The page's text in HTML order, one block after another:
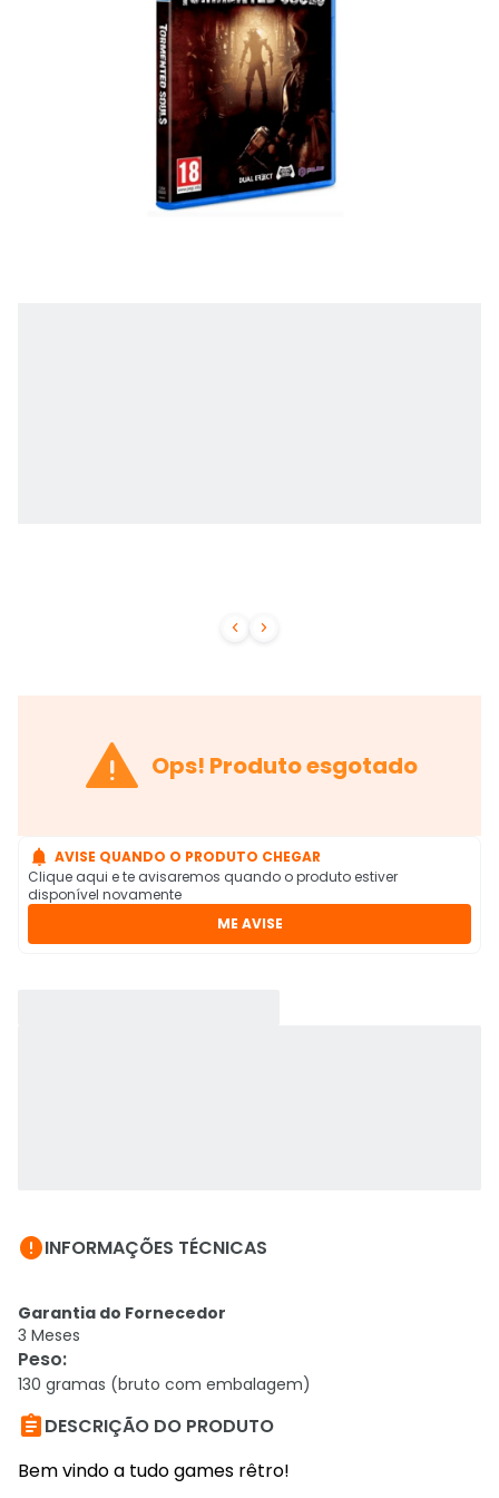
 
 Ops! Produto esgotado
 AVISE QUANDO O PRODUTO CHEGAR
Clique aqui e te avisaremos quando o produto estiver
disponível novamente
ME AVISE
INFORMAÇÕES TÉCNICAS
Garantia do Fornecedor
3 Meses
Peso:
130 gramas (bruto com embalagem)
DESCRIÇÃO DO PRODUTO
Bem vindo a tudo games rêtro!